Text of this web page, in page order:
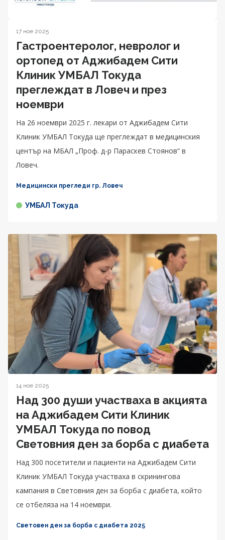
17 ное 2025
Гастроентеролог, невролог и
ортопед от Аджибадем Сити
Клиник УМБАЛ Токуда
преглеждат в Ловеч и през
ноември
На 26 ноември 2025 г. лекари от Аджибадем Сити
Клиник УМБАЛ Токуда ще преглеждат в медицинския
център на МБАЛ „Проф. д-р Параскев Стоянов“ в
Ловеч.
Медицински прегледи гр. Ловеч
УМБАЛ Токуда
14 ное 2025
Над 300 души участваха в акцията
на Аджибадем Сити Клиник
УМБАЛ Токуда по повод
Световния ден за борба с диабета
Над 300 посетители и пациенти на Аджибадем Сити
Клиник УМБАЛ Токуда участваха в скринингова
кампания в Световния ден за борба с диабета, който
се отбеляза на 14 ноември.
Световен ден за борба с диабета 2025